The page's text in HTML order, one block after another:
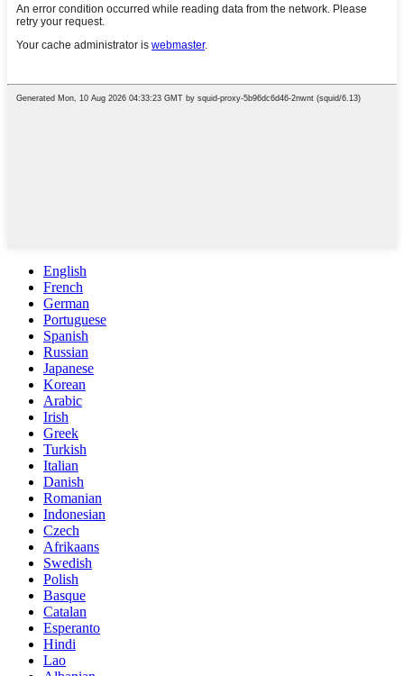
English
French
German
Portuguese
Spanish
Russian
Japanese
Korean
Arabic
Irish
Greek
Turkish
Italian
Danish
Romanian
Indonesian
Czech
Afrikaans
Swedish
Polish
Basque
Catalan
Esperanto
Hindi
Lao